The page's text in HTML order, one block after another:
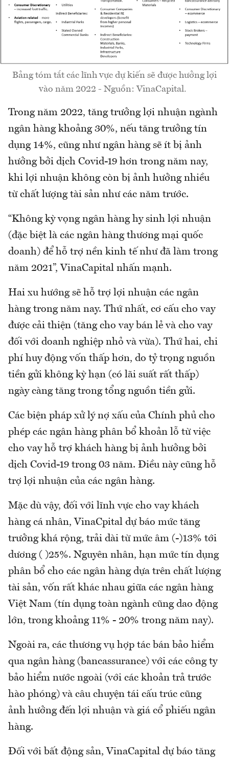
Bảng tóm tắt các lĩnh vực dự kiến ​​sẽ được hưởng lợi
vào năm 2022 - Nguồn: VinaCapital.
Trong năm 2022, tăng trưởng lợi nhuận ngành
ngân hàng khoảng 30%, nếu tăng trưởng tín
dụng 14%, cũng như ngân hàng sẽ ít bị ảnh
hưởng bởi dịch Covid-19 hơn trong năm nay,
khi lợi nhuận không còn bị ảnh hưởng nhiều
từ chất lượng tài sản như các năm trước.
“Không kỳ vọng ngân hàng hy sinh lợi nhuận
(đặc biệt là các ngân hàng thương mại quốc
doanh) để hỗ trợ nền kinh tế như đã làm trong
năm 2021”, VinaCapital nhấn mạnh.
Hai xu hướng sẽ hỗ trợ lợi nhuận các ngân
hàng trong năm nay. Thứ nhất, cơ cấu cho vay
được cải thiện (tăng cho vay bán lẻ và cho vay
đối với doanh nghiệp nhỏ và vừa). Thứ hai, chi
phí huy động vốn thấp hơn, do tỷ trọng nguồn
tiền gửi không kỳ hạn (có lãi suất rất thấp)
ngày càng tăng trong tổng nguồn tiền gửi.
Các biện pháp xử lý nợ xấu của Chính phủ cho
phép các ngân hàng phân bổ khoản lỗ từ việc
cho vay hỗ trợ khách hàng bị ảnh hưởng bởi
dịch Covid-19 trong 03 năm. Điều này cũng hỗ
trợ lợi nhuận của các ngân hàng.
Mặc dù vậy, đối với lĩnh vực cho vay khách
hàng cá nhân, VinaCpital dự báo mức tăng
trưởng khá rộng, trải dài từ mức âm (-)13% tới
dương ( )25%. Nguyên nhân, hạn mức tín dụng
phân bổ cho các ngân hàng dựa trên chất lượng
tài sản, vốn rất khác nhau giữa các ngân hàng
Việt Nam (tín dụng toàn ngành cũng dao động
lớn, trong khoảng 11% - 20% trong năm nay).
Ngoài ra, các thương vụ hợp tác bán bảo hiểm
qua ngân hàng (bancassurance) với các công ty
bảo hiểm nước ngoài (với các khoản trả trước
hào phóng) và câu chuyện tái cấu trúc cũng
ảnh hưởng đến lợi nhuận và giá cổ phiếu ngân
hàng.
Đối với bất động sản, VinaCapital dự báo tăng